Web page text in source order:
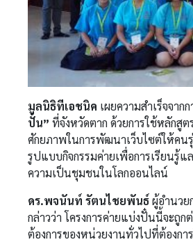
มูลนิธิทีเอชนิค เผยความสำเร็จจากก
ปั๋น” ที่จังหวัดตาก ด้วยการใช้หลักสู
ศักยภาพในการพัฒนาเว็บไซต์ให้ค
รูปแบบกิจกรรมค่ายเพื่อการเรียนรู้
ความเป็นชุมชนในโลกออนไลน์
ดร.พจนันท์ รัตนไชยพันธ์ผู้อำนวย
กล่าวว่า โครงการค่ายแบ่งปั๋นนี้จะถูก
ต้องการของหน่วยงานทั่วไปที่ต้องกา